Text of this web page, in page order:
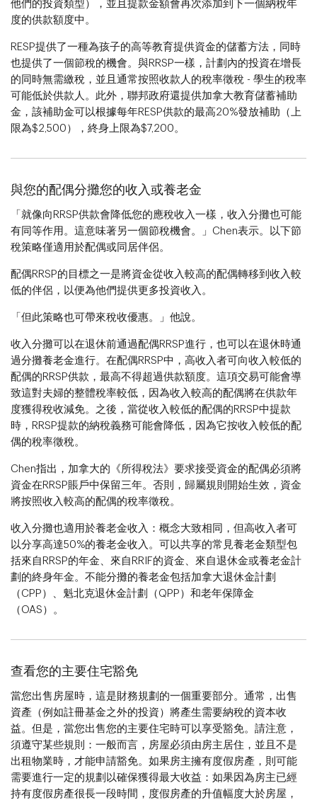
他們的投資類型），並且提款金額會再次添加到下一個納稅年
度的供款額度中。
RESP提供了一種為孩子的高等教育提供資金的儲蓄方法，同時
也提供了一個節稅的機會。與RRSP一樣，計劃內的投資在增長
的同時無需繳稅，並且通常按照收款人的稅率徵稅 - 學生的稅率
可能低於供款人。此外，聯邦政府還提供加拿大教育儲蓄補助
金，該補助金可以根據每年RESP供款的最高20%發放補助（上
限為$2,500），終身上限為$7,200。
與您的配偶分攤您的收入或養老金
「就像向RRSP供款會降低您的應稅收入一樣，收入分攤也可能
有同等作用。這意味著另一個節稅機會。」Chen表示。以下節
稅策略僅適用於配偶或同居伴侶。
配偶RRSP的目標之一是將資金從收入較高的配偶轉移到收入較
低的伴侶，以便為他們提供更多投資收入。
「但此策略也可帶來稅收優惠。」他說。
收入分攤可以在退休前通過配偶RRSP進行，也可以在退休時通
過分攤養老金進行。在配偶RRSP中，高收入者可向收入較低的
配偶的RRSP供款，最高不得超過供款額度。這項交易可能會導
致這對夫婦的整體稅率較低，因為收入較高的配偶將在供款年
度獲得稅收減免。之後，當從收入較低的配偶的RRSP中提款
時，RRSP提款的納稅義務可能會降低，因為它按收入較低的配
偶的稅率徵稅。
Chen指出，加拿大的《所得稅法》要求接受資金的配偶必須將
資金在RRSP賬戶中保留三年。否則，歸屬規則開始生效，資金
將按照收入較高的配偶的稅率徵稅。
收入分攤也適用於養老金收入：概念大致相同，但高收入者可
以分享高達50%的養老金收入。可以共享的常見養老金類型包
括來自RRSP的年金、來自RRIF的資金、來自退休金或養老金計
劃的終身年金。不能分攤的養老金包括加拿大退休金計劃
（CPP）、魁北克退休金計劃（QPP）和老年保障金
（OAS）。
查看您的主要住宅豁免
當您出售房屋時，這是財務規劃的一個重要部分。通常，出售
資產（例如註冊基金之外的投資）將產生需要納稅的資本收
益。但是，當您出售您的主要住宅時可以享受豁免。請注意，
須遵守某些規則：一般而言，房屋必須由房主居住，並且不是
出租物業時，才能申請豁免。如果房主擁有度假房產，則可能
需要進行一定的規劃以確保獲得最大收益：如果因為房主已經
持有度假房產很長一段時間，度假房產的升值幅度大於房屋，